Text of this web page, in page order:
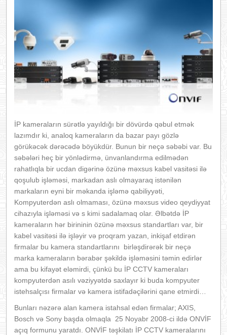
İP kameraların sürətlə yayıldığı bir dövürdə qəbul etmək
lazımdır ki, analoq kameraların da bazar payı gözlə
görükəcək dərəcədə böyükdür. Bunun bir neçə səbəbi var. Bu
səbələri heç bir yönlədirmə, ünvanlandırma edilmədən
rahatlıqla bir ucdan digərinə özünə məxsus kabel vasitəsi ilə
qoşulub işləməsi, markadan aslı olmayaraq istənilən
markaların eyni bir məkanda işləmə qabiliyyəti,
Kompyuterdən aslı olmaması, özünə məxsus video qeydiyyat
cihazıyla işləməsi və s kimi sadalamaq olar. Əlbətdə İP
kameraların hər birininin özünə məxsus standartları var, bir
kabel vasitəsi ilə işləyir və proqram yazan, inkişaf etdirən
firmalar bu kamera standartlarını birləşdirərək bir neçə
marka kameraların bərabər şəkildə işləməsini təmin edirlər
ama bu kifayət eləmirdi, çünkü bu İP CCTV kameraları
kompyuterdən asılı vəziyyətdə saxlayır ki buda kompyuter
istehsalçısı firmalar və kamera istifadəçilərini qane etmirdi…
Bunları nəzərə alan kamera istahsal edən firmalar; AXIS,
Bosch və Sony başda olmaqla 25 Noyabr 2008-ci ildə ONVİF
açıq formunu yaratdı. ONVİF təşkilatı İP CCTV kameralarını